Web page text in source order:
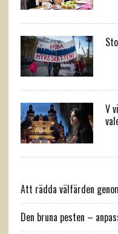
V
Att rädda välfärden
Den bruna pesten –